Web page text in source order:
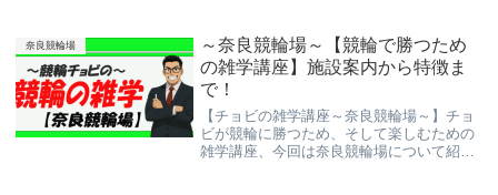
奈良競輪場
～奈良競輪場～【競輪で勝つため
の雑学講座】施設案内から特徴ま
で！
【チョビの雑学講座～奈良競輪場～】チョ
ビが競輪に勝つため、そして楽しむための
雑学講座、今回は奈良競輪場について紹介